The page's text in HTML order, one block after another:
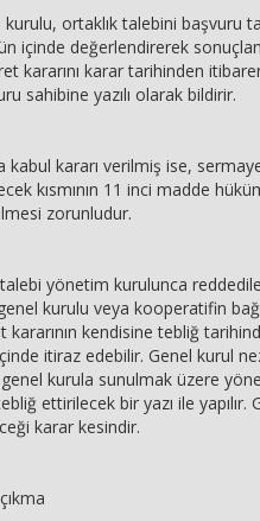
ortaklık talebini başvuru
içinde değerlendirerek
kararını karar tarihinden
sahibine yazılı olarak bildirir.
kabul kararı verilmiş ise,
kısmının 11 inci madde
zorunludur.
yönetim kurulunca
kurulu veya kooperatifin
kararının kendisine tebliğ
itiraz edebilir. Genel kurul
kurula sunulmak üzere
tebliğ ettirilecek bir yazı ile
karar kesindir.